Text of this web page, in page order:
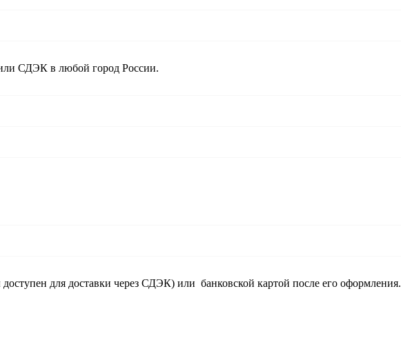
или СДЭК в любой город России.
для доставки через СДЭК) или банковской картой после его оформления.